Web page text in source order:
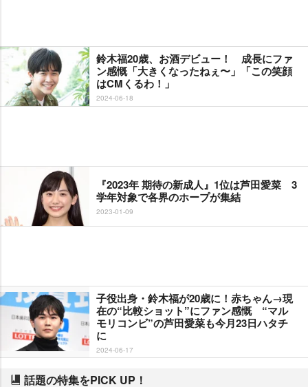
鈴木福20歳、お酒デビュー！ 成長にファ
ン感慨「大きくなったねぇ〜」「この笑顔
はCMくるわ！」
2024-06-18
『2023年 期待の新成人』1位は芦田愛菜 3
学年対象で各界のホープが集結
2023-01-09
子役出身・鈴木福が20歳に！赤ちゃん→現
在の“比較ショット”にファン感慨 “マル
モリコンビ”の芦田愛菜も今月23日ハタチ
に
2024-06-17
話題の特集をPICK UP！